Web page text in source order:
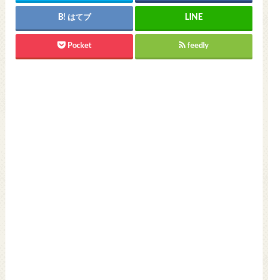
はてブ
Pocket feedly